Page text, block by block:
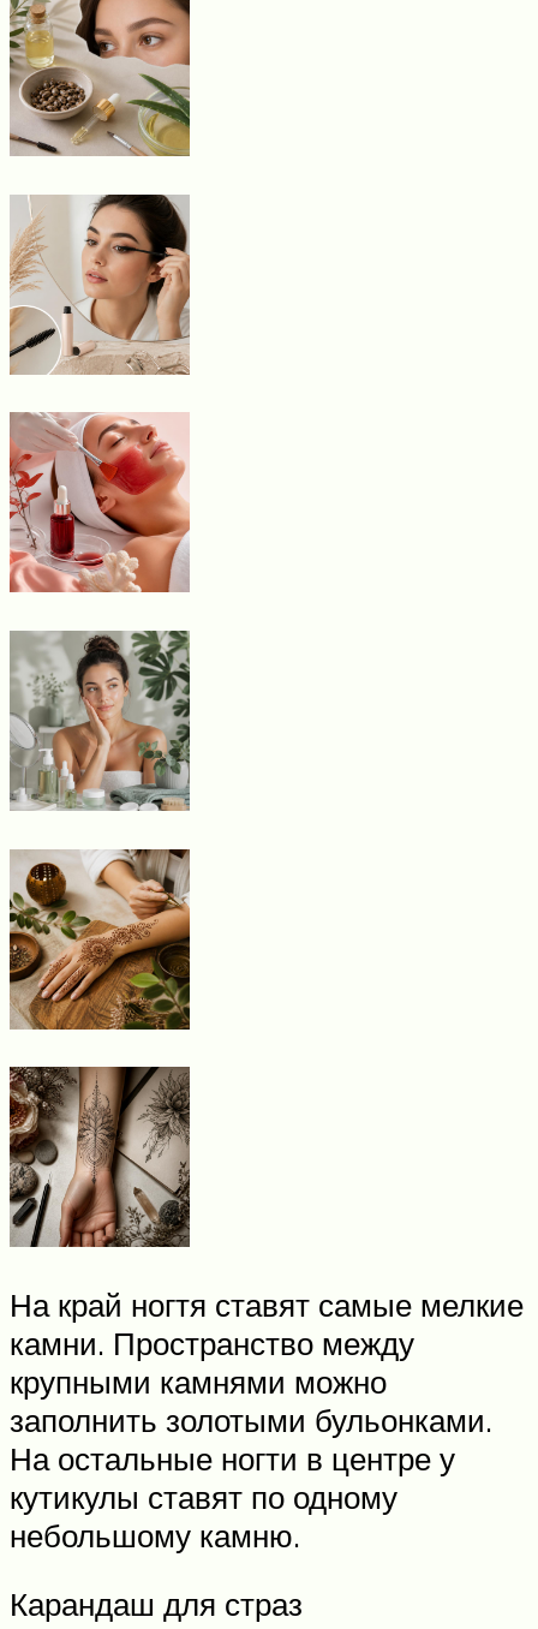
На край ногтя ставят самые мелкие
камни. Пространство между
крупными камнями можно
заполнить золотыми бульонками.
На остальные ногти в центре у
кутикулы ставят по одному
небольшому камню.
Карандаш для страз